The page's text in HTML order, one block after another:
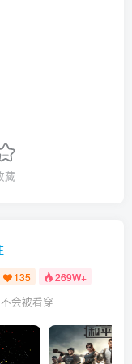
藏
135 269W+
会被看穿